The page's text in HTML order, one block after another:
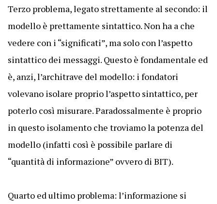
Terzo problema, legato strettamente al secondo: il
modello è prettamente sintattico. Non ha a che
vedere con i “significati”, ma solo con l’aspetto
sintattico dei messaggi. Questo è fondamentale ed
è, anzi, l’architrave del modello: i fondatori
volevano isolare proprio l’aspetto sintattico, per
poterlo così misurare. Paradossalmente è proprio
in questo isolamento che troviamo la potenza del
modello (infatti così è possibile parlare di
“quantità di informazione” ovvero di BIT).
Quarto ed ultimo problema: l’informazione si